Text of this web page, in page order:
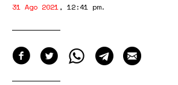
31 Ago 2021, 12:41 pm.